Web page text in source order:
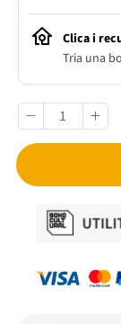
Clica i
Tria una